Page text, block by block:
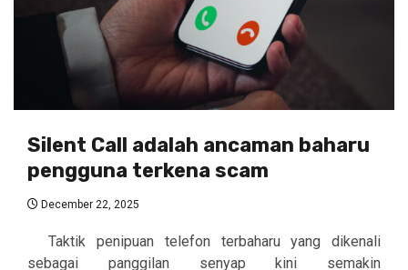
Silent Call adalah ancaman baharu
pengguna terkena scam
December 22, 2025
Taktik penipuan telefon terbaharu yang dikenali
sebagai panggilan senyap kini semakin